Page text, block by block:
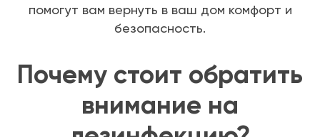
помогут вам вернуть в ваш дом комфорт и
безопасность.
Почему стоит обратить
внимание на